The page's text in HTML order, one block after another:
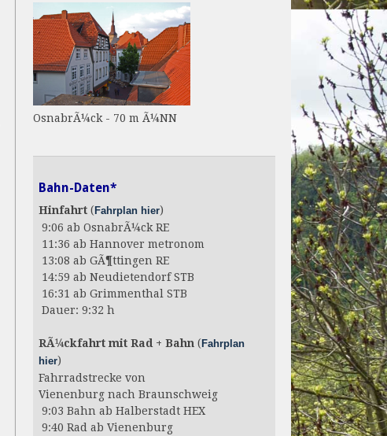
OsnabrÃ¼ck - 70 m Ã¼NN
Bahn-Daten*
Hinfahrt ( Fahrplan hier)
9:06 ab OsnabrÃ¼ck RE
11:36 ab Hannover metronom
13:08 ab GÃ¶ttingen RE
14:59 ab Neudietendorf STB
16:31 ab Grimmenthal STB
Dauer: 9:32 h
RÃ¼ckfahrt mit Rad + Bahn ( Fahrplan
hier)
Fahrradstrecke von
Vienenburg nach Braunschweig
9:03 Bahn ab Halberstadt HEX
9:40 Rad ab Vienenburg